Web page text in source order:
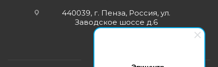
440039, г. Пенза, Россия, ул.
Заводское шоссе д.6